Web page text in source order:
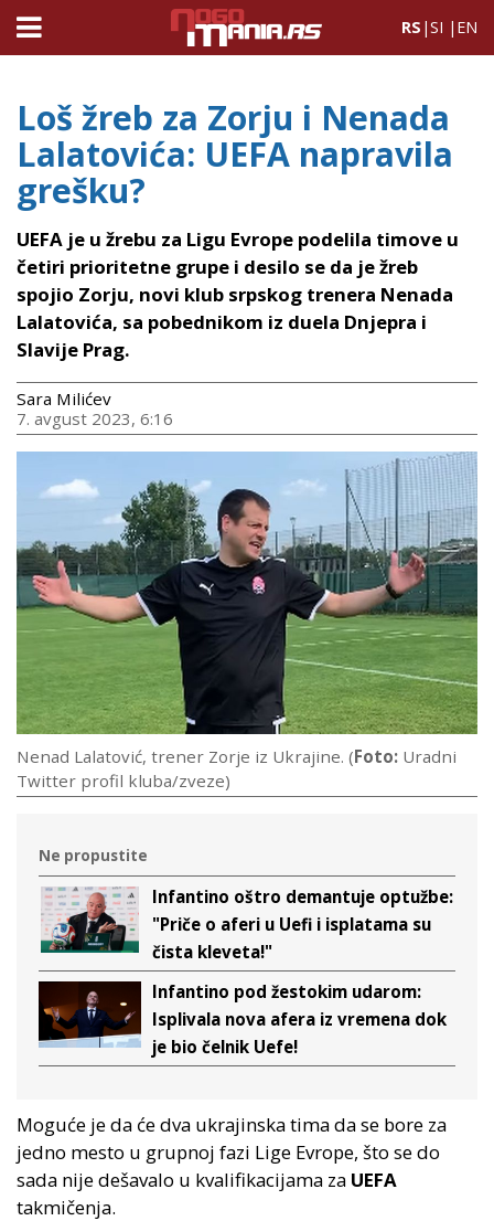
RS |SI | EN
Loš žreb za Zorju i Nenada
Lalatovića: UEFA napravila
grešku?
UEFA je u žrebu za Ligu Evrope podelila timove u
četiri prioritetne grupe i desilo se da je žreb
spojio Zorju, novi klub srpskog trenera Nenada
Lalatovića, sa pobednikom iz duela Dnjepra i
Slavije Prag.
Sara Milićev
7. avgust 2023, 6:16
Nenad Lalatović, trener Zorje iz Ukrajine. (Foto: Uradni
Twitter profil kluba/zveze)
Ne propustite
Infantino oštro demantuje optužbe:
"Priče o aferi u Uefi i isplatama su
čista kleveta!"
Infantino pod žestokim udarom:
Isplivala nova afera iz vremena dok
je bio čelnik Uefe!
Moguće je da će dva ukrajinska tima da se bore za
jedno mesto u grupnoj fazi Lige Evrope, što se do
sada nije dešavalo u kvalifikacijama za UEFA
takmičenja.